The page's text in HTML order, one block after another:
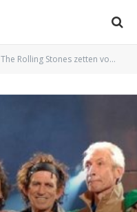
The Rolling Stones zetten voet op Nederlandse bodem